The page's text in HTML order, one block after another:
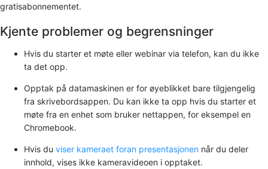
gratisabonnementet.
Kjente problemer og begrensninger
Hvis du starter et møte eller webinar via telefon, kan du ikke
ta det opp.
Opptak på datamaskinen er for øyeblikket bare tilgjengelig
fra skrivebordsappen. Du kan ikke ta opp hvis du starter et
møte fra en enhet som bruker nettappen, for eksempel en
Chromebook.
Hvis du viser kameraet foran presentasjonen når du deler
innhold, vises ikke kameravideoen i opptaket.